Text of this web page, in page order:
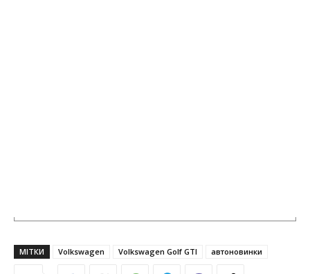
МІТКИ Volkswagen Volkswagen Golf GTI автоновинки